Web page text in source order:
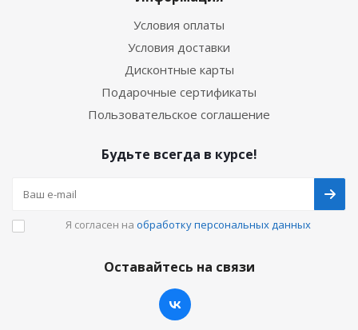
Условия оплаты
Условия доставки
Дисконтные карты
Подарочные сертификаты
Пользовательское соглашение
Будьте всегда в курсе!
Я согласен на обработку персональных данных
Оставайтесь на связи